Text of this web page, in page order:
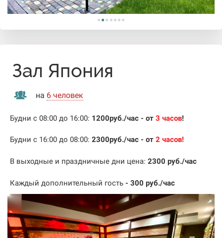
Зал Япония
на 6 человек
Будни с 08:00 до 16:00: 1200руб./час - от 3 часов!
Будни с 16:00 до 08:00: 2300руб./час - от 2 часов!
В выходные и праздничные дни цена: 2300 руб./час
Каждый дополнительный гость - 300 руб./час